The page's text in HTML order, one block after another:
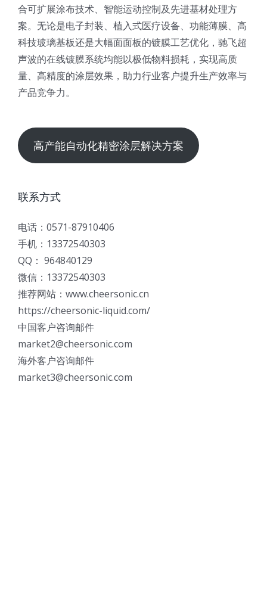
合可扩展涂布技术、智能运动控制及先进基材处理方
案。无论是电子封装、植入式医疗设备、功能薄膜、高
科技玻璃基板还是大幅面面板的镀膜工艺优化，驰飞超
声波的在线镀膜系统均能以极低物料损耗，实现高质
量、高精度的涂层效果，助力行业客户提升生产效率与
产品竞争力。
高产能自动化精密涂层解决方案
联系方式
电话：0571-87910406
手机：13372540303
QQ： 964840129
微信：13372540303
推荐网站：www.cheersonic.cn
https://cheersonic-liquid.com/
中国客户咨询邮件
market2@cheersonic.com
海外客户咨询邮件
market3@cheersonic.com